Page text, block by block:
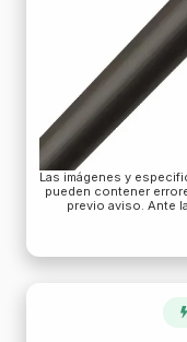
Las imágenes y
pueden contener
previo aviso. Ante